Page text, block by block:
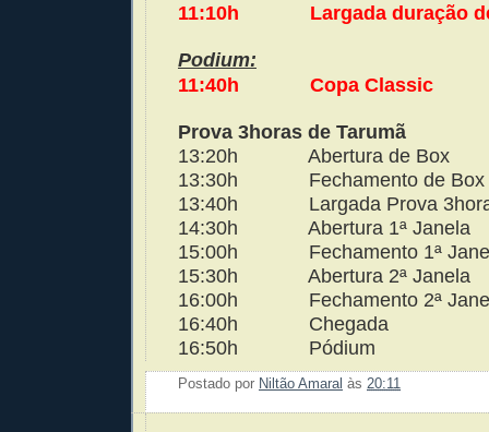
11:10h
Largada duração
Podium:
11:40h
Copa Classic
Prova 3horas de Tarumã
13:20h
Abertura de Box
13:30h
Fechamento de Box
13:40h
Largada Prova
14:30h
Abertura 1ª Janela
15:00h
Fechamento 1ª
15:30h
Abertura 2ª Janela
16:00h
Fechamento 2ª
16:40h
Chegada
16:50h
Pódium
Postado por Niltão Amaral às 20:11